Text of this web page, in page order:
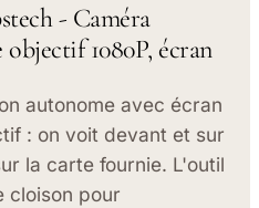
- Caméra
1080P, écran
autonome avec écran
: on voit devant et sur
la carte fournie. L'outil
cloison pour